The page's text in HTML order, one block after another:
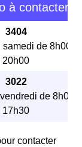
à contacter
3404
de 8h00 à
20h00
3022
de 8h00 à
17h30
contacter